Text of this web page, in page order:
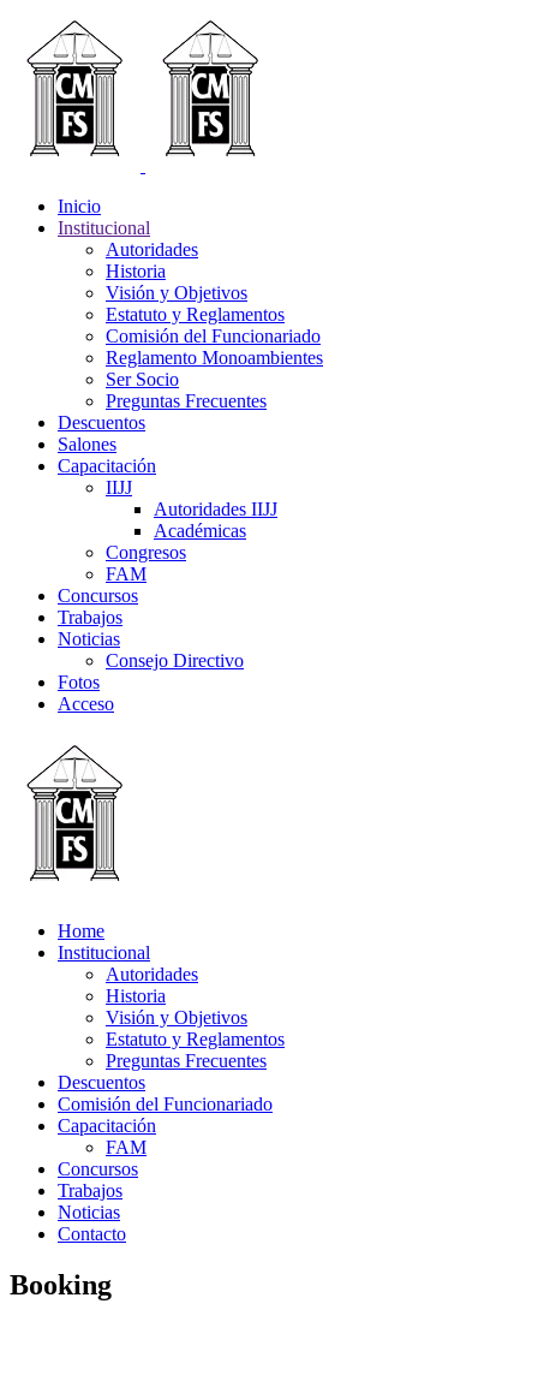
Inicio
Institucional
Autoridades
Historia
Visión y Objetivos
Estatuto y Reglamentos
Comisión del Funcionariado
Reglamento Monoambientes
Ser Socio
Preguntas Frecuentes
Descuentos
Salones
Capacitación
IIJJ
Autoridades IIJJ
Académicas
Congresos
FAM
Concursos
Trabajos
Noticias
Consejo Directivo
Fotos
Acceso
Home
Institucional
Autoridades
Historia
Visión y Objetivos
Estatuto y Reglamentos
Preguntas Frecuentes
Descuentos
Comisión del Funcionariado
Capacitación
FAM
Concursos
Trabajos
Noticias
Contacto
Booking